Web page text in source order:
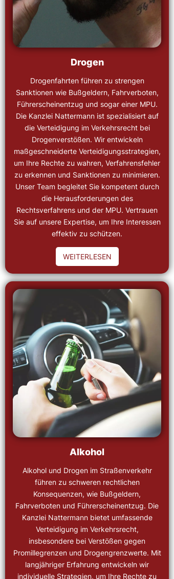
Drogen
Drogenfahrten führen zu strengen
Sanktionen wie Bußgeldern, Fahrverboten,
Führerscheinentzug und sogar einer MPU.
Die Kanzlei Nattermann ist spezialisiert auf
die Verteidigung im Verkehrsrecht bei
Drogenverstößen. Wir entwickeln
maßgeschneiderte Verteidigungsstrategien,
um Ihre Rechte zu wahren, Verfahrensfehler
zu erkennen und Sanktionen zu minimieren.
Unser Team begleitet Sie kompetent durch
die Herausforderungen des
Rechtsverfahrens und der MPU. Vertrauen
Sie auf unsere Expertise, um Ihre Interessen
effektiv zu schützen.
WEITERLESEN
Alkohol
Alkohol und Drogen im Straßenverkehr
führen zu schweren rechtlichen
Konsequenzen, wie Bußgeldern,
Fahrverboten und Führerscheinentzug. Die
Kanzlei Nattermann bietet umfassende
Verteidigung im Verkehrsrecht,
insbesondere bei Verstößen gegen
Promillegrenzen und Drogengrenzwerte. Mit
langjähriger Erfahrung entwickeln wir
individuelle Strategien, um Ihre Rechte zu